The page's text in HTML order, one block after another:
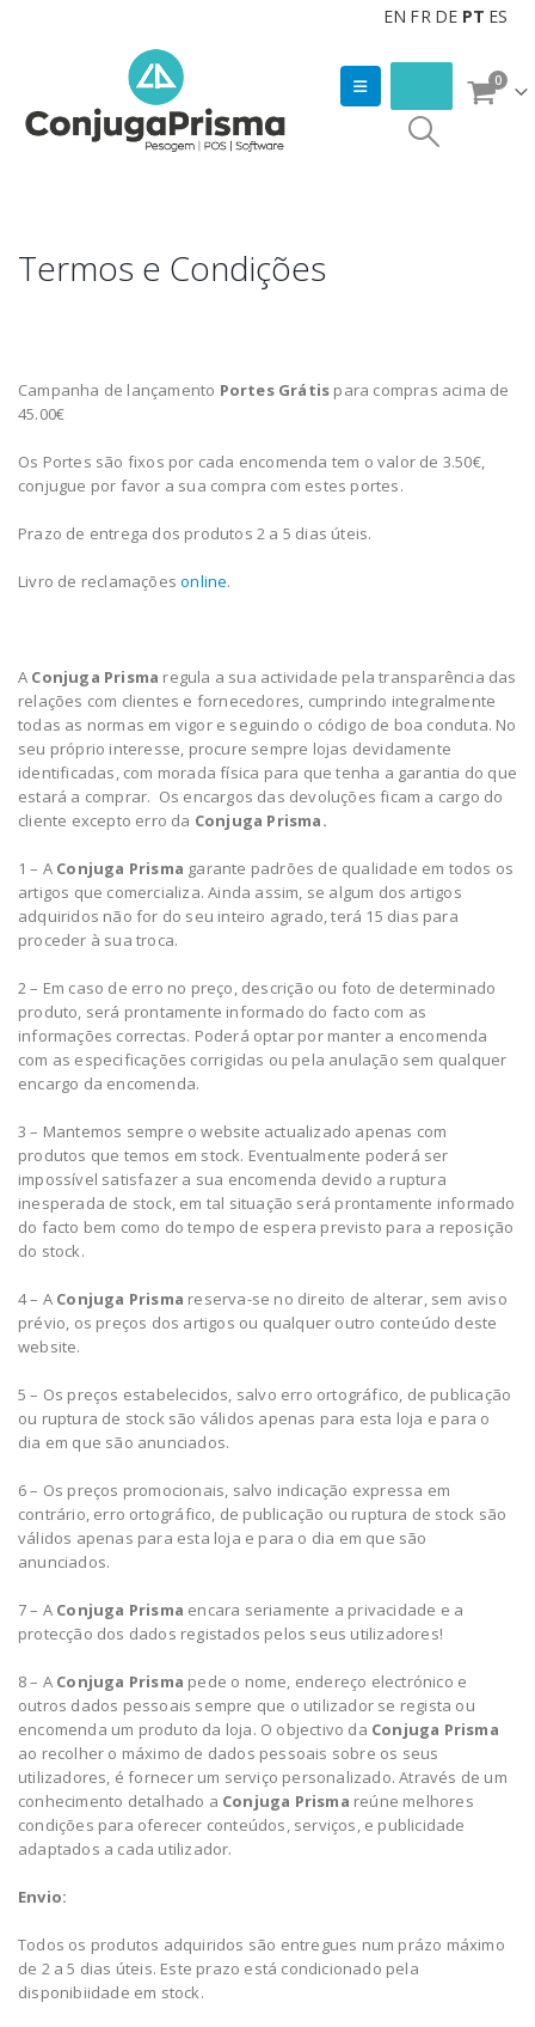
EN FR DE PT ES
0
Termos e Condições
Campanha de lançamento Portes Grátis para compras acima de
45.00€
Os Portes são fixos por cada encomenda tem o valor de 3.50€,
conjugue por favor a sua compra com estes portes.
Prazo de entrega dos produtos 2 a 5 dias úteis.
Livro de reclamaçõesonline.
A Conjuga Prisma regula a sua actividade pela transparência das
relações com clientes e fornecedores, cumprindo integralmente
todas as normas em vigor e seguindo o código de boa conduta. No
seu próprio interesse, procure sempre lojas devidamente
identificadas, com morada física para que tenha a garantia do que
estará a comprar. Os encargos das devoluções ficam a cargo do
cliente excepto erro da Conjuga Prisma.
1 – A Conjuga Prisma garante padrões de qualidade em todos os
artigos que comercializa. Ainda assim, se algum dos artigos
adquiridos não for do seu inteiro agrado, terá 15 dias para
proceder à sua troca.
2 – Em caso de erro no preço, descrição ou foto de determinado
produto, será prontamente informado do facto com as
informações correctas. Poderá optar por manter a encomenda
com as especificações corrigidas ou pela anulação sem qualquer
encargo da encomenda.
3 – Mantemos sempre o website actualizado apenas com
produtos que temos em stock. Eventualmente poderá ser
impossível satisfazer a sua encomenda devido a ruptura
inesperada de stock, em tal situação será prontamente informado
do facto bem como do tempo de espera previsto para a reposição
do stock.
4 – A Conjuga Prisma reserva-se no direito de alterar, sem aviso
prévio, os preços dos artigos ou qualquer outro conteúdo deste
website.
5 – Os preços estabelecidos, salvo erro ortográfico, de publicação
ou ruptura de stock são válidos apenas para esta loja e para o
dia em que são anunciados.
6 – Os preços promocionais, salvo indicação expressa em
contrário, erro ortográfico, de publicação ou ruptura de stock são
válidos apenas para esta loja e para o dia em que são
anunciados.
7 – A Conjuga Prisma encara seriamente a privacidade e a
protecção dos dados registados pelos seus utilizadores!
8 – A Conjuga Prisma pede o nome, endereço electrónico e
outros dados pessoais sempre que o utilizador se regista ou
encomenda um produto da loja. O objectivo da Conjuga Prisma
ao recolher o máximo de dados pessoais sobre os seus
utilizadores, é fornecer um serviço personalizado. Através de um
conhecimento detalhado a Conjuga Prisma reúne melhores
condições para oferecer conteúdos, serviços, e publicidade
adaptados a cada utilizador.
Envio:
Todos os produtos adquiridos são entregues num prázo máximo
de 2 a 5 dias úteis. Este prazo está condicionado pela
disponibiidade em stock.